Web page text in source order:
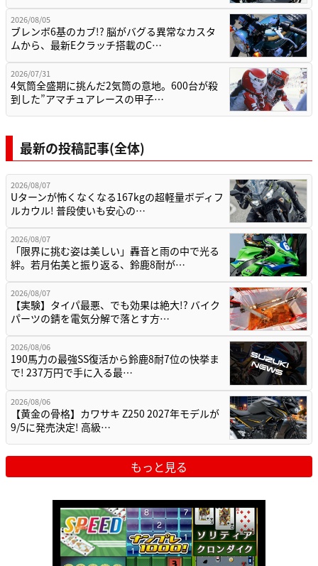
2026/08/05
ブレンボ6基のカブ!? 脳がバグる異常なカスタ
ムから、最新Eクラッチ搭載のC…
2026/07/31
4気筒全盛期に挑んだ2気筒の意地。600台が殺
到した”アマチュアレースの甲子…
最新の投稿記事(全体)
2026/08/07
Uターンが怖くなくなる167kgの超軽量ボディフ
ルカウル! 普段使いも安心の…
2026/08/07
「限界に挑む姿は美しい」轟音と雨の中で光る
絆。若月佑美と振り返る、鈴鹿8耐が…
2026/08/07
【実験】タイパ最悪、でも効果は絶大!? バイク
パーツの錆を電気分解で落とす方…
2026/08/06
190馬力の最強SS復活から鈴鹿8耐7位の快挙ま
で! 237万円で手に入る最…
2026/08/06
【黄金の骨格】カワサキ Z250 2027年モデルが
9/5に発売決定! 高級…
もっと見る